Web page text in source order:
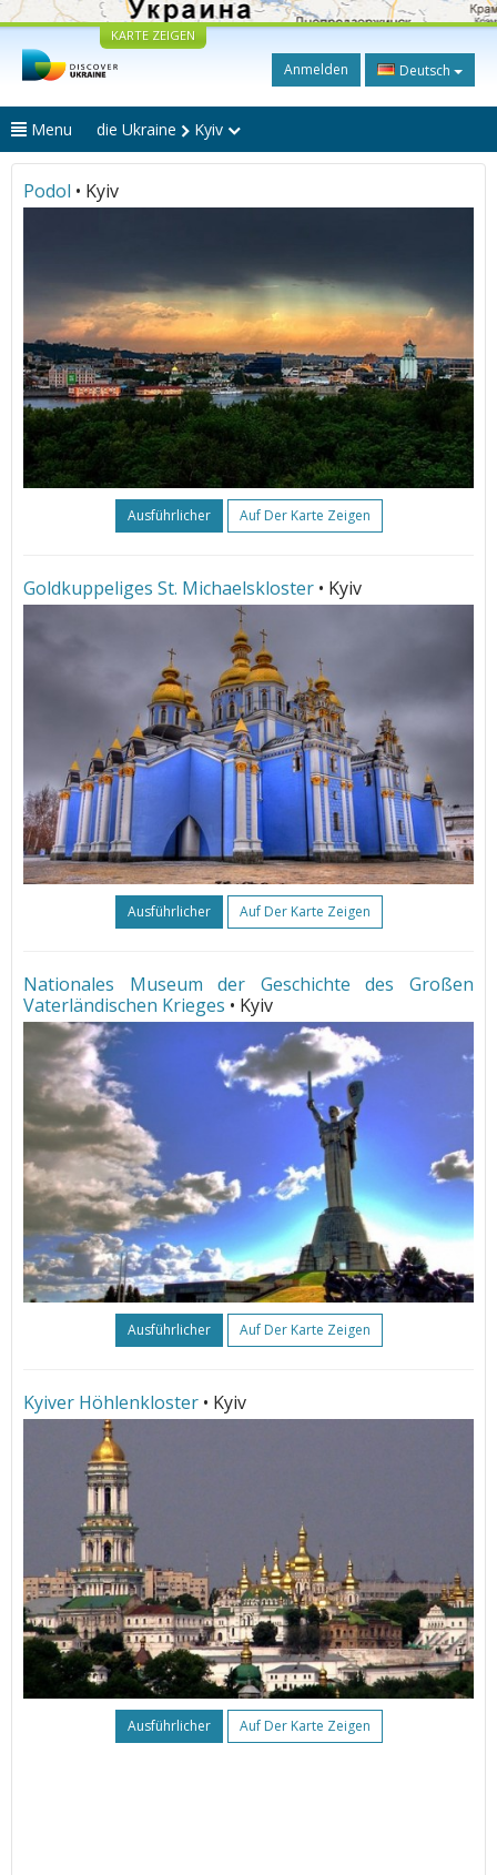
KARTE ZEIGEN
Anmelden Deutsch
Menu die Ukraine Kyiv
Podol • Kyiv
Ausführlicher Auf Der Karte Zeigen
Goldkuppeliges St. Michaelskloster • Kyiv
Ausführlicher Auf Der Karte Zeigen
Nationales Museum der Geschichte des Großen
Vaterländischen Krieges • Kyiv
Ausführlicher Auf Der Karte Zeigen
Kyiver Höhlenkloster • Kyiv
Ausführlicher Auf Der Karte Zeigen